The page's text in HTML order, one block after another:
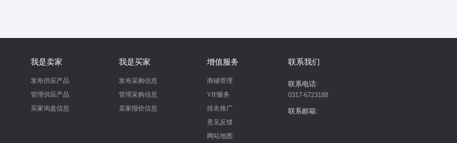
我是卖家
发布供应产品
管理供应产品
买家询盘信息
我是买家
发布采购信息
管理采购信息
卖家报价信息
增值服务
商铺管理
VIP服务
排名推广
意见反馈
网站地图
联系我们
联系电话:
0317-6723188
联系邮箱: